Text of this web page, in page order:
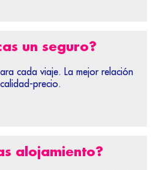
un seguro?
cada viaje. La mejor relación
calidad-precio.
alojamiento?